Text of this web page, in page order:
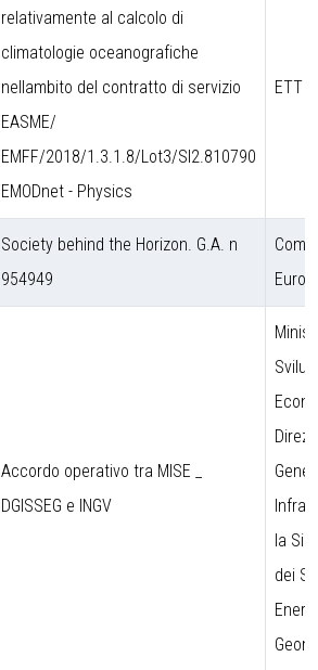
relativamente al calcolo di
climatologie oceanografiche
nellambito del contratto di servizio
EASME/
EMFF/2018/1.3.1.8/Lot3/SI2.810790
EMODnet - Physics
ETT
Society behind the Horizon. G.A. n
954949
Accordo operativo tra MISE _
DGISSEG e INGV
la
dei